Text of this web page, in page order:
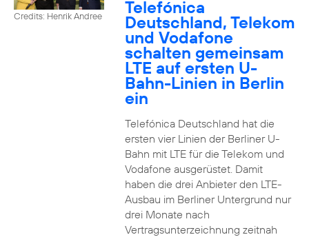
Credits: Henrik Andree Telefónica
Deutschland, Telekom
und Vodafone
schalten gemeinsam
LTE auf ersten U-
Bahn-Linien in Berlin
ein
Telefónica Deutschland hat die
ersten vier Linien der Berliner U-
Bahn mit LTE für die Telekom und
Vodafone ausgerüstet. Damit
haben die drei Anbieter den LTE-
Ausbau im Berliner Untergrund nur
drei Monate nach
Vertragsunterzeichnung zeitnah